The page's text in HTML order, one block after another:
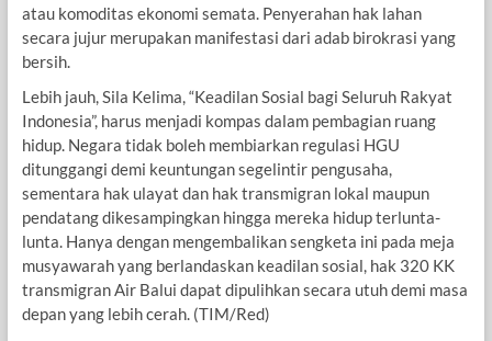
atau komoditas ekonomi semata. Penyerahan hak lahan
secara jujur merupakan manifestasi dari adab birokrasi yang
bersih.
Lebih jauh, Sila Kelima, “Keadilan Sosial bagi Seluruh Rakyat
Indonesia”, harus menjadi kompas dalam pembagian ruang
hidup. Negara tidak boleh membiarkan regulasi HGU
ditunggangi demi keuntungan segelintir pengusaha,
sementara hak ulayat dan hak transmigran lokal maupun
pendatang dikesampingkan hingga mereka hidup terlunta-
lunta. Hanya dengan mengembalikan sengketa ini pada meja
musyawarah yang berlandaskan keadilan sosial, hak 320 KK
transmigran Air Balui dapat dipulihkan secara utuh demi masa
depan yang lebih cerah. (TIM/Red)